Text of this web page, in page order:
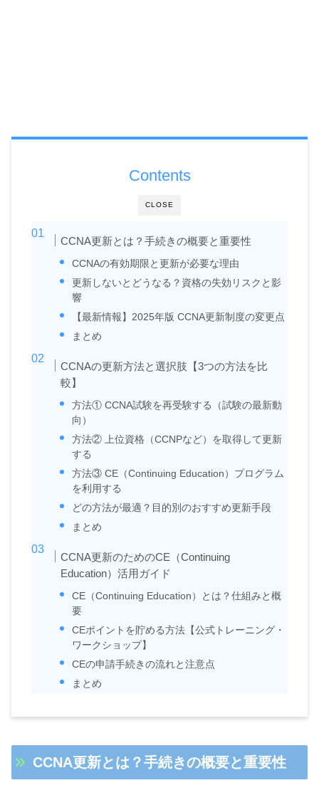
CLOSE
Contents
CCNA更新とは？手続きの概要と重要性
CCNAの有効期限と更新が必要な理由
更新しないとどうなる？資格の失効リスクと影
響
【最新情報】2025年版 CCNA更新制度の変更点
まとめ
CCNAの更新方法と選択肢【3つの方法を比
較】
方法① CCNA試験を再受験する（試験の最新動
向）
方法② 上位資格（CCNPなど）を取得して更新
する
方法③ CE（Continuing Education）プログラム
を利用する
どの方法が最適？目的別のおすすめ更新手段
まとめ
CCNA更新のためのCE（Continuing
Education）活用ガイド
CE（Continuing Education）とは？仕組みと概
要
CEポイントを貯める方法【公式トレーニング・
ワークショップ】
CEの申請手続きの流れと注意点
まとめ
CCNA更新とは？手続きの概要と重要性